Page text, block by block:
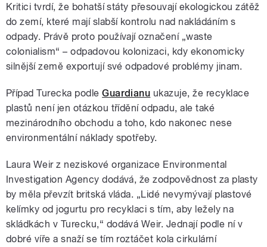
Kritici tvrdí, že bohatší státy přesouvají ekologickou zátěž
do zemí, které mají slabší kontrolu nad nakládáním s
odpady. Právě proto používají označení „waste
colonialism“ – odpadovou kolonizaci, kdy ekonomicky
silnější země exportují své odpadové problémy jinam.
Případ Turecka podleGuardianu ukazuje, že recyklace
plastů není jen otázkou třídění odpadu, ale také
mezinárodního obchodu a toho, kdo nakonec nese
environmentální náklady spotřeby.
Laura Weir z neziskové organizace Environmental
Investigation Agency dodává, že zodpovědnost za plasty
by měla převzít britská vláda. „Lidé nevymývají plastové
kelímky od jogurtu pro recyklaci s tím, aby ležely na
skládkách v Turecku,“ dodává Weir. Jednají podle ní v
dobré víře a snaží se tím roztáčet kola cirkulární